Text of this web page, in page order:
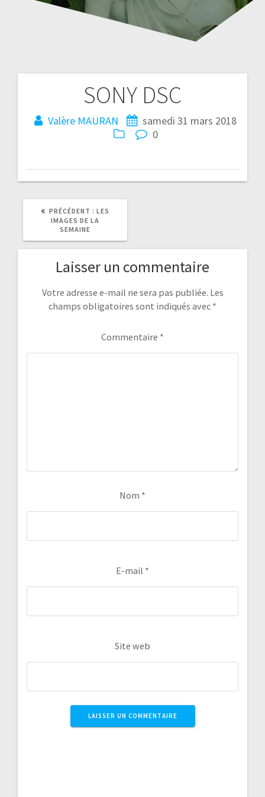
SONY DSC
Valère MAURAN
samedi 31 mars 2018
0
Navigation
de
PRÉCÉDENT : ARTICLE
PRÉCÉDENT
LES
IMAGES DE LA
SEMAINE
Laisser un commentaire
Votre adresse e-mail ne sera pas publiée. Les
champs obligatoires sont indiqués avec *
Commentaire *
Nom *
E-mail *
Site web